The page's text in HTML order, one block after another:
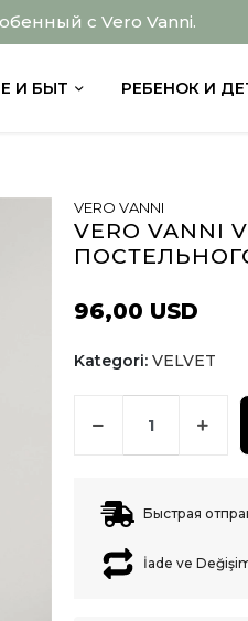
с Vero Vanni.
И БЫТ РЕБЕНОК И
VERO VANNI
VERO VANNI
96,00 USD
Kategori: VELVET
Быстрая
İade ve